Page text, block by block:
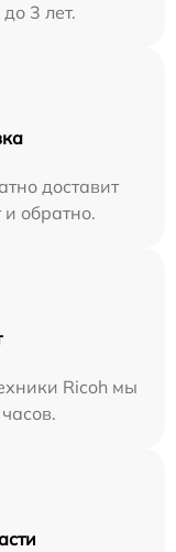
3 лет.
доставит
обратно.
Ricoh мы